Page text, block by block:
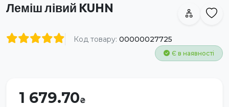
Леміш лівий KUHN
Код товару: 00000027725
Є в наявності
1 679.70